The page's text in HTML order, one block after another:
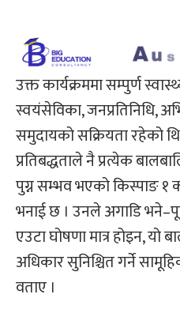
उक्त कार्यक्रममा सम्पुर्ण
स्वयंसेविका, जनप्रतिनिधि,
समुदायको सक्रियता रहेको
प्रतिबद्धताले नै प्रत्येक
पुग्न सम्भव भएको किस्पाङ १
भनाई छ । उनले अगाडि
एउटा घोषणा मात्र होइन, यो
अधिकार सुनिश्चित गर्ने
वताए ।